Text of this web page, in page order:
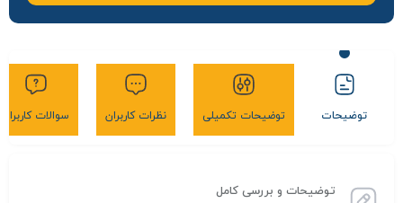
توضیحات توضیحات تکمیلی نظرات کاربران سوالات کاربران
توضیحات و بررسی کامل